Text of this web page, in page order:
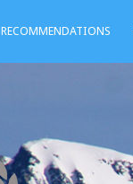
RECOMMENDATIONS